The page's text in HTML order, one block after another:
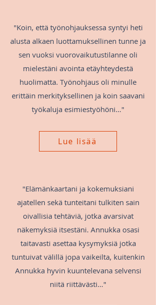
"Koin, että työnohjauksessa syntyi heti
alusta alkaen luottamuksellinen tunne ja
sen vuoksi vuorovaikutustilanne oli
mielestäni avointa etäyhteydestä
huolimatta. Työnohjaus oli minulle
erittäin merkityksellinen ja koin saavani
työkaluja esimiestyöhöni…"
Lue lisää
"Elämänkaartani ja kokemuksiani
ajatellen sekä tunteitani tulkiten sain
oivallisia tehtäviä, jotka avarsivat
näkemyksiä itsestäni. Annukka osasi
taitavasti asettaa kysymyksiä jotka
tuntuivat välillä jopa vaikeilta, kuitenkin
Annukka hyvin kuuntelevana selvensi
niitä riittävästi…"